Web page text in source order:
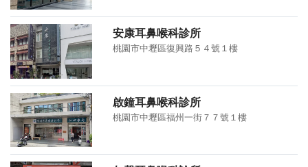
安康耳鼻喉科診所
桃園市中壢區復興路５４號１樓
啟鐘耳鼻喉科診所
桃園市中壢區福州一街７７號１樓